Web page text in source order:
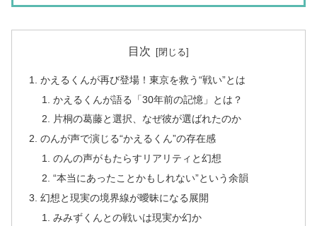
目次
かえるくんが再び登場！東京を救う“戦い”とは
かえるくんが語る「30年前の記憶」とは？
片桐の葛藤と選択、なぜ彼が選ばれたのか
のんが声で演じる“かえるくん”の存在感
のんの声がもたらすリアリティと幻想
“本当にあったことかもしれない”という余韻
幻想と現実の境界線が曖昧になる展開
みみずくんとの戦いは現実か幻か